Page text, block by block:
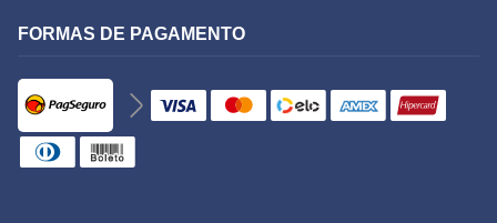
FORMAS DE PAGAMENTO